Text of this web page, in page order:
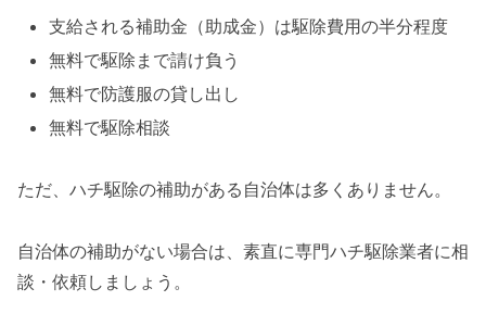
支給される補助金（助成金）は駆除費用の半分程度
無料で駆除まで請け負う
無料で防護服の貸し出し
無料で駆除相談
ただ、ハチ駆除の補助がある自治体は多くありません。
自治体の補助がない場合は、素直に専門ハチ駆除業者に相
談・依頼しましょう。